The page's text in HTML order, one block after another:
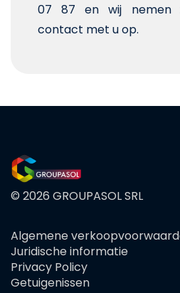
07 87 en wij nemen
contact met u op.
© 2026 GROUPASOL SRL
FOOTER
MENU
Algemene
Juridische informatie
Privacy Policy
Getuigenissen